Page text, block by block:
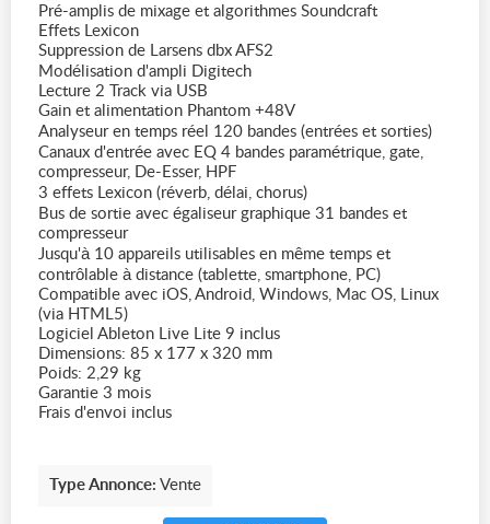
Pré-amplis de mixage et algorithmes Soundcraft
Effets Lexicon
Suppression de Larsens dbx AFS2
Modélisation d'ampli Digitech
Lecture 2 Track via USB
Gain et alimentation Phantom +48V
Analyseur en temps réel 120 bandes (entrées et sorties)
Canaux d'entrée avec EQ 4 bandes paramétrique, gate,
compresseur, De-Esser, HPF
3 effets Lexicon (réverb, délai, chorus)
Bus de sortie avec égaliseur graphique 31 bandes et
compresseur
Jusqu'à 10 appareils utilisables en même temps et
contrôlable à distance (tablette, smartphone, PC)
Compatible avec iOS, Android, Windows, Mac OS, Linux
(via HTML5)
Logiciel Ableton Live Lite 9 inclus
Dimensions: 85 x 177 x 320 mm
Poids: 2,29 kg
Garantie 3 mois
Frais d'envoi inclus
Type Annonce: Vente